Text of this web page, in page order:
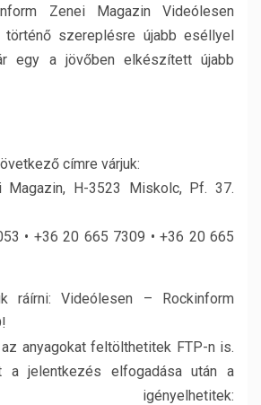
Zenei Magazin Videólesen
történő szereplésre újabb eséllyel
egy a jövőben elkészített újabb
címre várjuk:
Magazin, H-3523 Miskolc, Pf. 37.
• +36 20 665 7309 • +36 20 665
ráírni: Videólesen – Rockinform
anyagokat feltölthetitek FTP-n is.
a jelentkezés elfogadása után a
igényelhetitek: